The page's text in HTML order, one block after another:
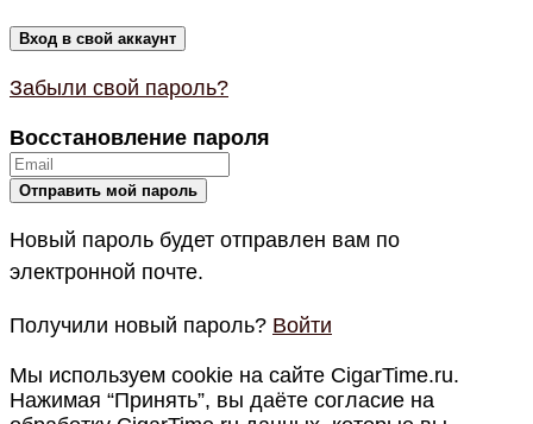
Забыли свой пароль?
Восстановление пароля
Новый пароль будет отправлен вам по
электронной почте.
Получили новый пароль? Войти
Мы используем cookie на сайте CigarTime.ru.
Нажимая “Принять”, вы даёте согласие на